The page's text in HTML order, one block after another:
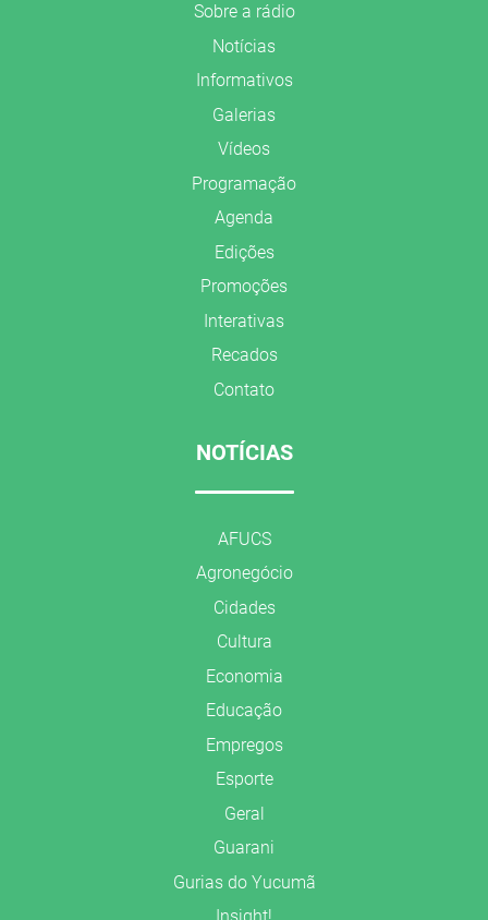
Sobre a rádio
Notícias
Informativos
Galerias
Vídeos
Programação
Agenda
Edições
Promoções
Interativas
Recados
Contato
NOTÍCIAS
AFUCS
Agronegócio
Cidades
Cultura
Economia
Educação
Empregos
Esporte
Geral
Guarani
Gurias do Yucumã